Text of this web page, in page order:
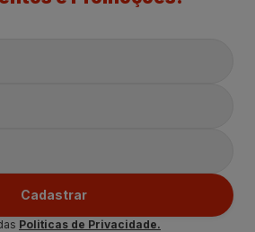
Cadastrar
Politicas de Privacidade.